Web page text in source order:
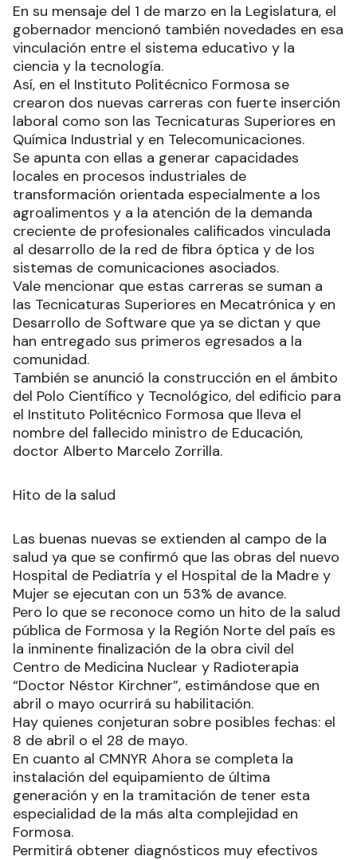
En su mensaje del 1 de marzo en la Legislatura, el
gobernador mencionó también novedades en esa
vinculación entre el sistema educativo y la
ciencia y la tecnología.
Así, en el Instituto Politécnico Formosa se
crearon dos nuevas carreras con fuerte inserción
laboral como son las Tecnicaturas Superiores en
Química Industrial y en Telecomunicaciones.
Se apunta con ellas a generar capacidades
locales en procesos industriales de
transformación orientada especialmente a los
agroalimentos y a la atención de la demanda
creciente de profesionales calificados vinculada
al desarrollo de la red de fibra óptica y de los
sistemas de comunicaciones asociados.
Vale mencionar que estas carreras se suman a
las Tecnicaturas Superiores en Mecatrónica y en
Desarrollo de Software que ya se dictan y que
han entregado sus primeros egresados a la
comunidad.
También se anunció la construcción en el ámbito
del Polo Científico y Tecnológico, del edificio para
el Instituto Politécnico Formosa que lleva el
nombre del fallecido ministro de Educación,
doctor Alberto Marcelo Zorrilla.
Hito de la salud
Las buenas nuevas se extienden al campo de la
salud ya que se confirmó que las obras del nuevo
Hospital de Pediatría y el Hospital de la Madre y
Mujer se ejecutan con un 53% de avance.
Pero lo que se reconoce como un hito de la salud
pública de Formosa y la Región Norte del país es
la inminente finalización de la obra civil del
Centro de Medicina Nuclear y Radioterapia
“Doctor Néstor Kirchner”, estimándose que en
abril o mayo ocurrirá su habilitación.
Hay quienes conjeturan sobre posibles fechas: el
8 de abril o el 28 de mayo.
En cuanto al CMNYR Ahora se completa la
instalación del equipamiento de última
generación y en la tramitación de tener esta
especialidad de la más alta complejidad en
Formosa.
Permitirá obtener diagnósticos muy efectivos